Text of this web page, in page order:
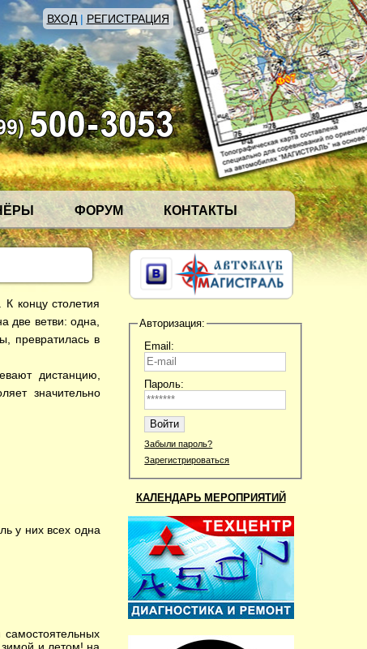
ВХОД| РЕГИСТРАЦИЯ
ФОРУМ КОНТАКТЫ
Авторизация:
Email:
Пароль:
Забыли пароль?
Зарегистрироваться
КАЛЕНДАРЬ МЕРОПРИЯТИЙ
концу столетия
две ветви: одна,
превратилась в
дистанцию,
значительно
у них всех одна